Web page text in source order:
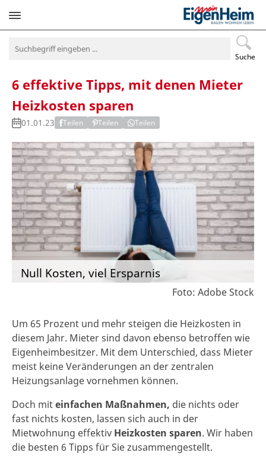
Suche
Navigation
6 effektive Tipps, mit denen Mieter
Heizkosten sparen
01.01.23 Teilen Teilen Teilen
Null Kosten, viel Ersparnis
Foto: Adobe Stock
Um 65 Prozent und mehr steigen die Heizkosten in
diesem Jahr. Mieter sind davon ebenso betroffen wie
Eigenheimbesitzer. Mit dem Unterschied, dass Mieter
meist keine Veränderungen an der zentralen
Heizungsanlage vornehmen können.
Doch miteinfachen Maßnahmen, die nichts oder
fast nichts kosten, lassen sich auch in der
Mietwohnung effektiv Heizkosten sparen. Wir haben
die besten 6 Tipps für Sie zusammengestellt.